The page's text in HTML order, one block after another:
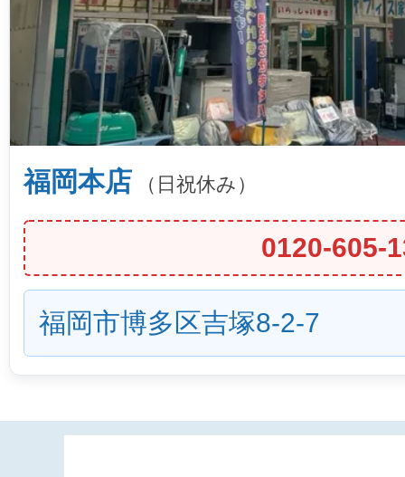
福岡本店 （日祝休み）
0120-605-
福岡市博多区吉塚8-2-7